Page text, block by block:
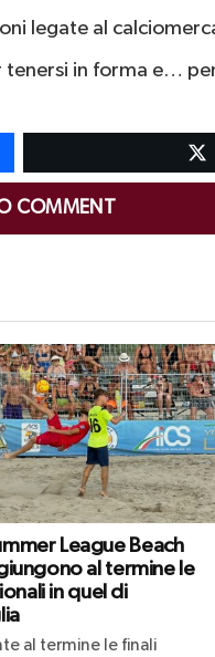
legate al
in forma e…
COMMENT
League Beach
al termine le
in quel di
al termine le finali